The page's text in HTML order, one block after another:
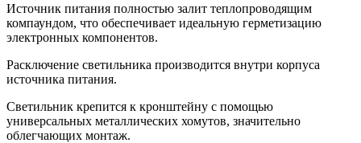
Источник питания полностью залит теплопроводящим
компаундом, что обеспечивает идеальную герметизацию
электронных компонентов.
Расключение светильника производится внутри корпуса
источника питания.
Светильник крепится к кронштейну с помощью
универсальных металлических хомутов, значительно
облегчающих монтаж.